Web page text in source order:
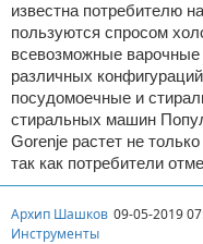
известна потребителю
пользуются спросом
всевозможные
различных
посудомоечные и
стиральных машин
Gorenje растет не
так как потребители
Архип Шашков 09-05-2019
Инструменты